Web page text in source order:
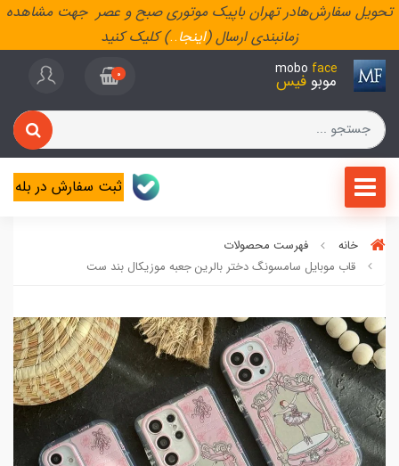
تحویل سفارش‌هادر تهران باپیک موتوری صبح و عصر جهت مشاهده
زمانبندی ارسال (اینجا..) کلیک کنید
mobo face
موبو فیس 0
ثبت سفارش در بله
خانه
فهرست محصولات
قاب موبایل سامسونگ دختر بالرین جعبه موزیکال بند ست